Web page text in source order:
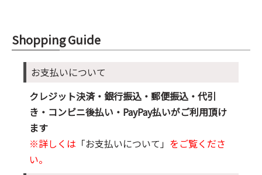
Shopping Guide
お支払いについて
クレジット決済・銀行振込・郵便振込・代引
き・コンビニ後払い・PayPay払いがご利用頂け
ます
※詳しくは 「お支払いについて」 をご覧くださ
い。